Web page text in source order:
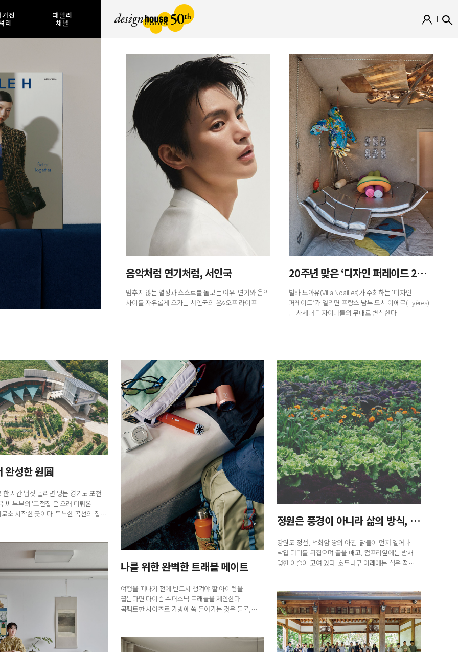
진
리
패밀리
채널
음악처럼 연기처럼, 서인국
멈추지 않는 열정과 스스로를 돌보는 여유. 연기와 음악
사이를 자유롭게 오가는 서인국의 온&오프 라이프.
20주년 맞은 ‘디자인 퍼레이드 2026’
빌라 노아유(Villa Noailles)가 주최하는 ‘디자인
퍼레이드’가 열리면 프랑스 남부 도시 이에르(Hyères)
는 차세대 디자이너들의 무대로 변신한다.
완성한 원圓
한 시간 남짓 달리면 닿는 경기도 포천.
씨 부부의 '포전집'은 오래 미뤄온
소 시작한 곳이다. 독특한 곡선의 집
나를 위한 완벽한 트래블 메이트
여행을 떠나기 전에 반드시 챙겨야 할 아이템을
꼽는다면 다이슨 슈퍼소닉 트래블을 제안한다.
콤팩트한 사이즈로 가방에 쏙 들어가는 것은 물론,
정원은 풍경이 아니라 삶의 방식, 퍼머컬처
강원도 정선, 석회암 땅의 아침. 닭들이 먼저 일어나
낙엽 더미를 뒤집으며 풀을 매고, 컴프리잎에는 밤새
맺힌 이슬이 고여 있다. 호두나무 아래에는 심은 적